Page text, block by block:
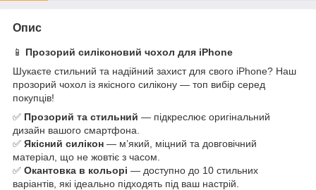
Опис
📱 Прозорий силіконовий чохол для iPhone
Шукаєте стильний та надійний захист для свого iPhone? Наш
прозорий чохол із якісного силікону — топ вибір серед
покупців!
✅ Прозорий та стильний — підкреслює оригінальний
дизайн вашого смартфона.
✅ Якісний силікон — м’який, міцний та довговічний
матеріал, що не жовтіє з часом.
✅ Окантовка в кольорі — доступно до 10 стильних
варіантів, які ідеально підходять під ваш настрій.